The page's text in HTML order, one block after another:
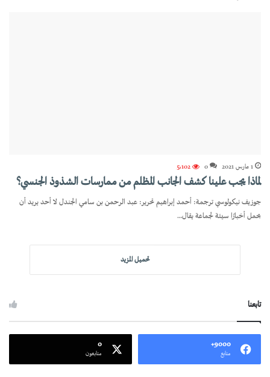
1 مارس 2021 0 5٬102
لماذا يجب علينا كشف الجانب المظلم من ممارسات الشذوذ الجنسي؟
جوزيف نيكولوسي ترجمة: أحمد إبراهيم تحرير: عبد الرحمن بن سامي الجندل لا أحد يريد أن
يحمل أخبارًا سيئة لجماعة يقال…
تحميل المزيد
تابعنا
9000+
متابع
0
متابعون